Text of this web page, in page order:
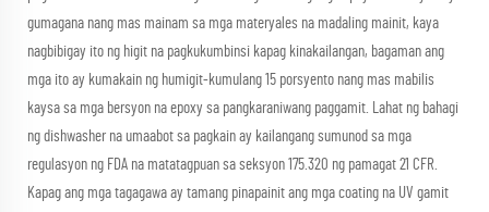
gumagana nang mas mainam sa mga materyales na madaling mainit, kaya
nagbibigay ito ng higit na pagkukumbinsi kapag kinakailangan, bagaman ang
mga ito ay kumakain ng humigit-kumulang 15 porsyento nang mas mabilis
kaysa sa mga bersyon na epoxy sa pangkaraniwang paggamit. Lahat ng bahagi
ng dishwasher na umaabot sa pagkain ay kailangang sumunod sa mga
regulasyon ng FDA na matatagpuan sa seksyon 175.320 ng pamagat 21 CFR.
Kapag ang mga tagagawa ay tamang pinapainit ang mga coating na UV gamit